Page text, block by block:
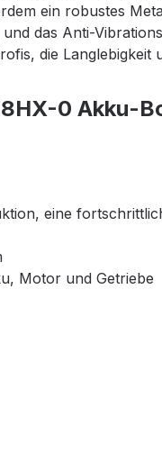
ein robustes
das Anti-
die Langlebigkeit
0 Akku-
eine
Motor und Getriebe